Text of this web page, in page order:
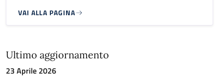
VAI ALLA PAGINA
Ultimo aggiornamento
23 Aprile 2026